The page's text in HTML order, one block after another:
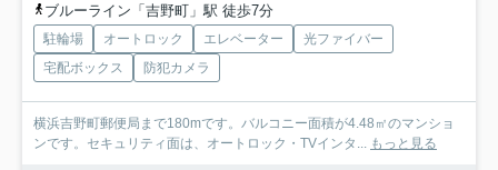
ブルーライン「吉野町」駅 徒歩7分
駐輪場 オートロック エレベーター
光ファイバー
宅配ボックス
防犯カメラ
横浜吉野町郵便局まで180mです。バルコニー面積が4.48㎡のマンショ
ンです。セキュリティ面は、オートロック・TVインタ...
もっと見る